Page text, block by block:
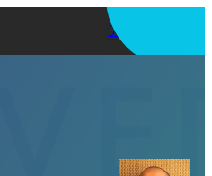
アプリを使う